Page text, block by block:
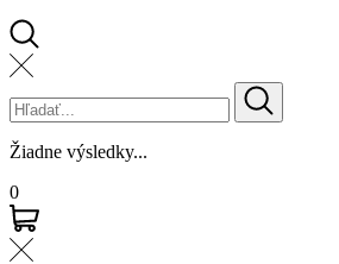
Žiadne výsledky...
0